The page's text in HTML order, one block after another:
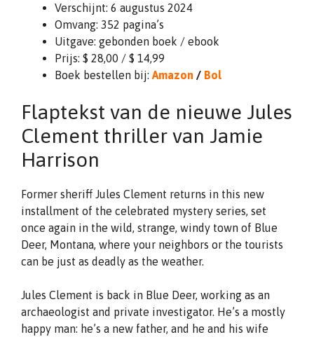
Verschijnt: 6 augustus 2024
Omvang: 352 pagina’s
Uitgave: gebonden boek / ebook
Prijs: $ 28,00 / $ 14,99
Boek bestellen bij: Amazon / Bol
Flaptekst van de nieuwe Jules
Clement thriller van Jamie
Harrison
Former sheriff Jules Clement returns in this new
installment of the celebrated mystery series, set
once again in the wild, strange, windy town of Blue
Deer, Montana, where your neighbors or the tourists
can be just as deadly as the weather.
Jules Clement is back in Blue Deer, working as an
archaeologist and private investigator. He’s a mostly
happy man: he’s a new father, and he and his wife